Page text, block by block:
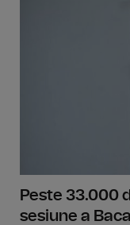
Peste 33.000
sesiune a